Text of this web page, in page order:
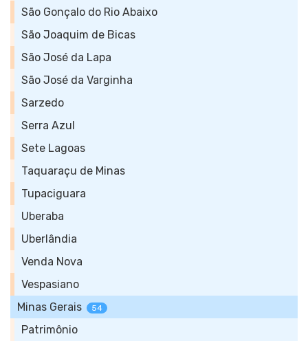
São Gonçalo do Rio Abaixo
São Joaquim de Bicas
São José da Lapa
São José da Varginha
Sarzedo
Serra Azul
Sete Lagoas
Taquaraçu de Minas
Tupaciguara
Uberaba
Uberlândia
Venda Nova
Vespasiano
Minas Gerais
54
Patrimônio